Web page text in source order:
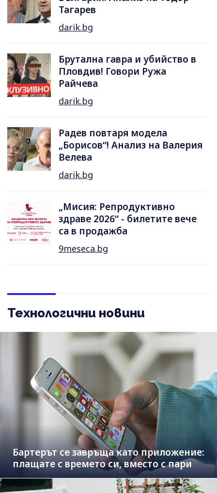
Тагарев
darik.bg
Брутална гавра и убийство в
Пловдив! Говори Ружа
Райчева
darik.bg
Радев повтаря модела
„Борисов“! Анализ на Валерия
Велева
darik.bg
„Мисия: Репродуктивно
здраве 2026“ - билетите вече
са в продажба
9meseca.bg
Технологични новини
Бартерът се завръща като приложение:
плащате с времето си, вместо с пари